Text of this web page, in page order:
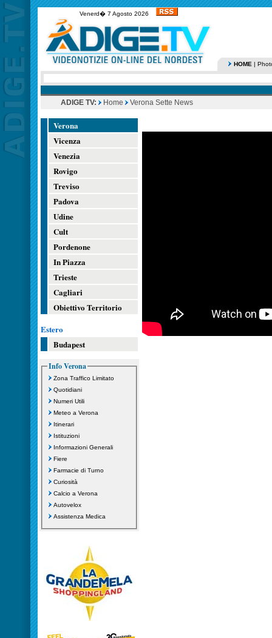
Venerd� 7 Agosto 2026
HOME |
ADIGE TV: Home Verona Sette News
Verona
Vicenza
Venezia
Rovigo
Treviso
Padova
Udine
Cult
Pordenone
In Piazza
Trieste
Cagliari
Obiettivo Territorio
Estero
Budapest
Info Verona
Zona Traffico Limitato
Quotidiani
Numeri Utili
Meteo a Verona
Itinerari
Istituzioni
Informazioni Generali
Fiere
Farmacie di Turno
Curiosità
Calcio a Verona
Autovelox
Assistenza Medica